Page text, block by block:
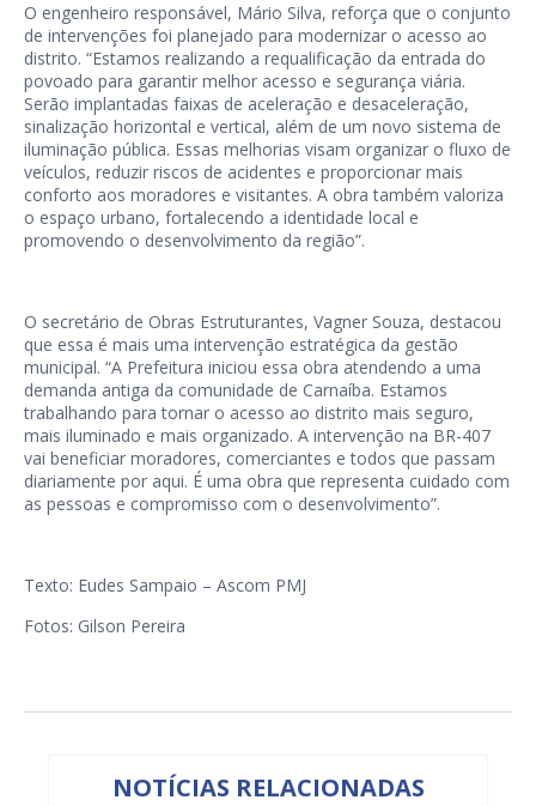
O engenheiro responsável, Mário Silva, reforça que o conjunto
de intervenções foi planejado para modernizar o acesso ao
distrito. “Estamos realizando a requalificação da entrada do
povoado para garantir melhor acesso e segurança viária.
Serão implantadas faixas de aceleração e desaceleração,
sinalização horizontal e vertical, além de um novo sistema de
iluminação pública. Essas melhorias visam organizar o fluxo de
veículos, reduzir riscos de acidentes e proporcionar mais
conforto aos moradores e visitantes. A obra também valoriza
o espaço urbano, fortalecendo a identidade local e
promovendo o desenvolvimento da região”.
O secretário de Obras Estruturantes, Vagner Souza, destacou
que essa é mais uma intervenção estratégica da gestão
municipal. “A Prefeitura iniciou essa obra atendendo a uma
demanda antiga da comunidade de Carnaíba. Estamos
trabalhando para tornar o acesso ao distrito mais seguro,
mais iluminado e mais organizado. A intervenção na BR-407
vai beneficiar moradores, comerciantes e todos que passam
diariamente por aqui. É uma obra que representa cuidado com
as pessoas e compromisso com o desenvolvimento”.
Texto: Eudes Sampaio – Ascom PMJ
Fotos: Gilson Pereira
NOTÍCIAS RELACIONADAS